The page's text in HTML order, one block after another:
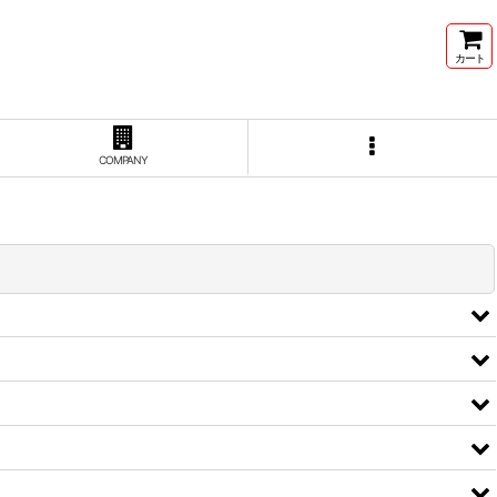
カート
COMPANY